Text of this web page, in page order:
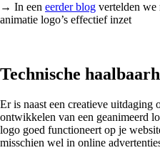
→ In een eerder blog vertelden we
animatie logo’s effectief inzet
Technische
Er is naast een creatieve uitdaging
ontwikkelen van een geanimeerd
logo goed functioneert op je
misschien wel in online